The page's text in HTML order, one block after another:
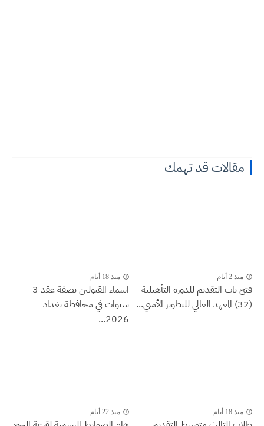
مقالات قد تهمك
منذ 2 أيام
فتح باب التقديم للدورة التأهيلية
(32) المعهد العالي للتطوير الأمني...
منذ 18 أيام
اسماء المقبولين بصفة عقد 3
سنوات في محافظة بغداد
2026...
منذ 18 أيام منذ 22 أيام